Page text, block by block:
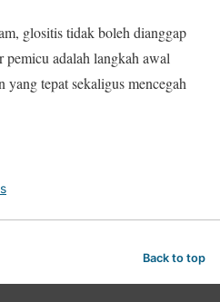
glositis tidak boleh dianggap
adalah langkah awal
yang tepat sekaligus mencegah
Back to top